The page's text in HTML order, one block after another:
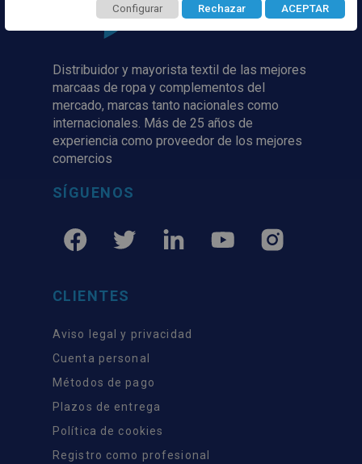
Distribuidor y mayorista textil de las mejores
marcaas de ropa y complementos del
mercado, marcas tanto nacionales como
internacionales. Más de 25 años de
experiencia como proveedor de los mejores
comercios
SÍGUENOS
CLIENTES
Aviso legal y privacidad
Cuenta personal
Métodos de pago
Plazos de entrega
Política de cookies
Registro como profesional
Configurar Rechazar ACEPTAR